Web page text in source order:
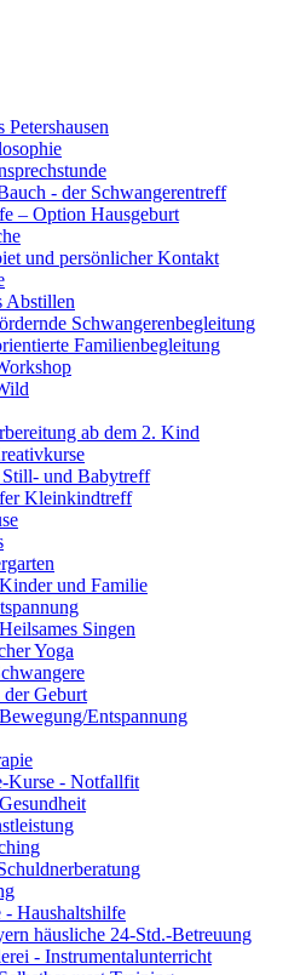
- der Schwangerentreff
– Option Hausgeburt
und persönlicher Kontakt
Abstillen
Schwangerenbegleitung
Familienbegleitung
ab dem 2. Kind
und Babytreff
Kleinkindtreff
und Familie
Singen
Yoga
der Geburt
Entspannung
Kurse - Notfallfit
Haushaltshilfe
häusliche 24-Std.-Betreuung
- Instrumentalunterricht